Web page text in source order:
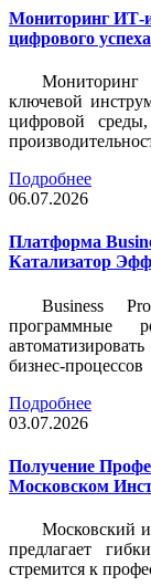
Мониторинг ИТ-
цифрового успеха
ключевой
цифровой
Подробнее
06.07.2026
Платформа
Катализатор
Business
программные
бизнес-процессов
Подробнее
03.07.2026
Получение
Московском
Московский
предлагает
стремится к